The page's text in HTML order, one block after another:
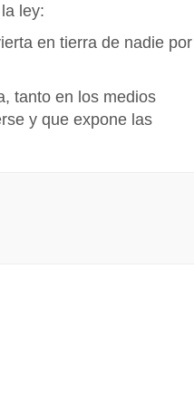
ley:
en tierra de nadie por
tanto en los medios
y que expone las